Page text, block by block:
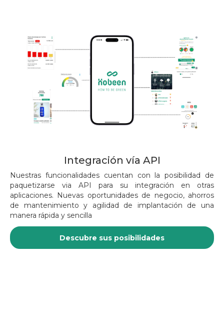
Integración vía API
Nuestras funcionalidades cuentan con la posibilidad de
paquetizarse via API para su integración en otras
aplicaciones. Nuevas oportunidades de negocio, ahorros
de mantenimiento y agilidad de implantación de una
manera rápida y sencilla
Descubre sus posibilidades